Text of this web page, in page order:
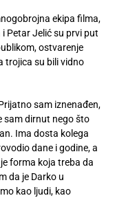
ekipa filma,
Petar Jelić su prvi put
ostvarenje
trojica su bili vidno
sam iznenađen,
sam dirnut nego što
Ima dosta kolega
dane i godine, a
forma koja treba da
da je Darko u
kao ljudi, kao